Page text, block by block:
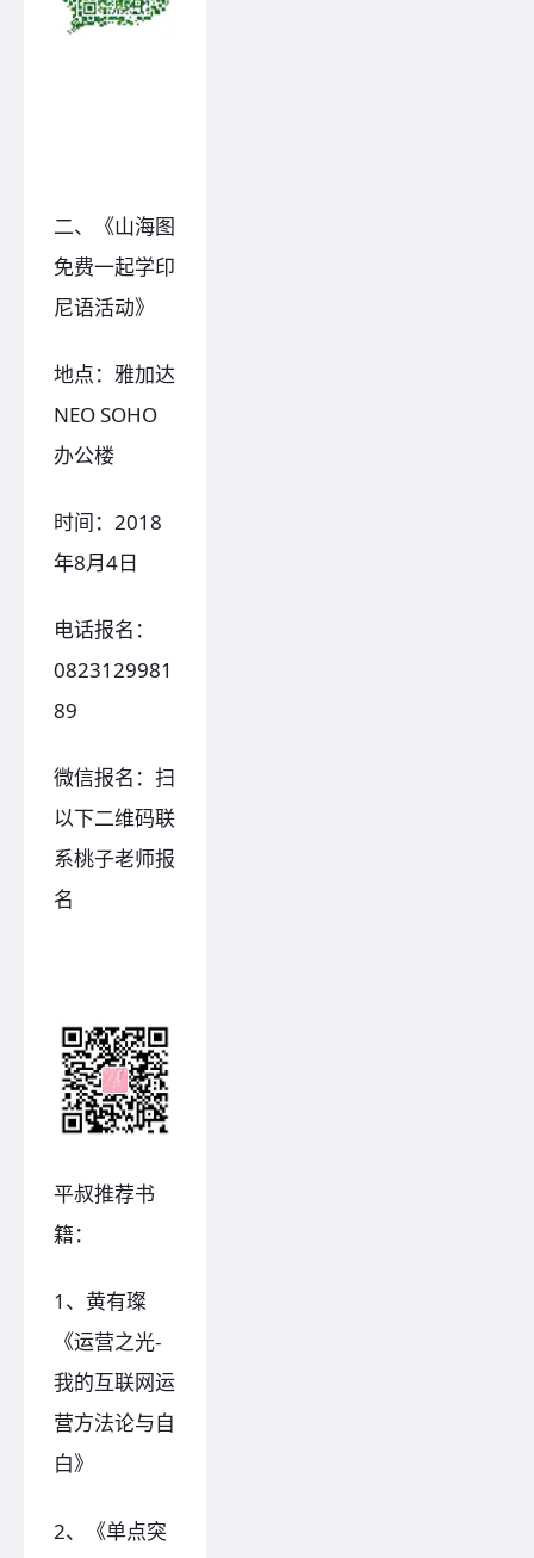
二、《山海图
免费一起学印
尼语活动》
地点：雅加达
NEO SOHO
办公楼
时间：2018
年8月4日
电话报名：
0823129981
89
微信报名：扫
以下二维码联
系桃子老师报
名
平叔推荐书
籍：
1、黄有璨
《运营之光-
我的互联网运
营方法论与自
白》
2、《单点突